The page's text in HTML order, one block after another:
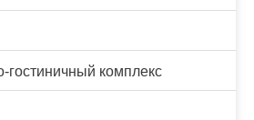
гостиничный комплекс